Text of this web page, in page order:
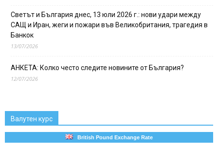
Светът и България днес, 13 юли 2026 г.: нови удари между
САЩ и Иран, жеги и пожари във Великобритания, трагедия в
Банкок
13/07/2026
АНКЕТА: Колко често следите новините от България?
12/07/2026
Валутен курс
British Pound Exchange Rate